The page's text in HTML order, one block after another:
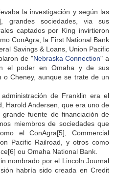
la investigación y según las
grandes sociedades, via sus
captados por King invirtieron
ConAgra, la First National Bank
Savings & Loans, Union Pacific
de "Nebraska Connection" a
el poder en Omaha y de sus
o Cheney, aunque se trate de un
de Franklin era el
Harold Andersen, que era uno de
fuente de financiación de
miembros de sociedades que
el ConAgra[5], Commercial
Pacific Railroad, y otros como
ou Omaha National Bank.
nombrado por el Lincoln Journal
habría sido creada en Credit